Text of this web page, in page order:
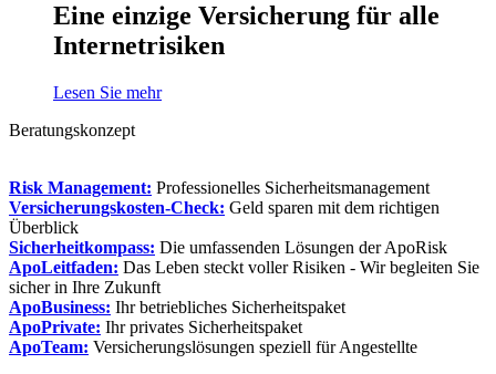
Eine einzige Versicherung für alle
Internetrisiken
Lesen Sie mehr
Beratungskonzept
Risk Management: Professionelles Sicherheitsmanagement
Versicherungskosten-Check: Geld sparen mit dem richtigen
Überblick
Sicherheitkompass: Die umfassenden Lösungen der ApoRisk
ApoLeitfaden: Das Leben steckt voller Risiken - Wir begleiten Sie
sicher in Ihre Zukunft
ApoBusiness: Ihr betriebliches Sicherheitspaket
ApoPrivate: Ihr privates Sicherheitspaket
ApoTeam: Versicherungslösungen speziell für Angestellte